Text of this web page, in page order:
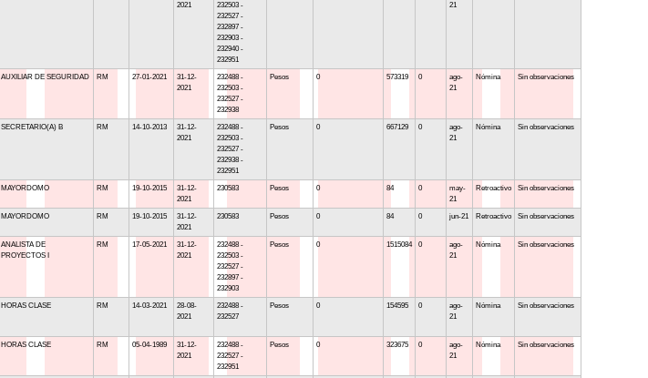
2021
232503 -
232527 -
232897 -
232903 -
232940 -
232951
21
AUXILIAR DE SEGURIDAD RM 27-01-2021
31-12-
2021
232488 -
232503 -
232527 -
232938
Pesos 0 573319 0
ago-
21
Nómina Sin observaciones
SECRETARIO(A) B RM 14-10-2013
31-12-
2021
232488 -
232503 -
232527 -
232938 -
232951
Pesos 0 667129 0
ago-
21
Nómina Sin observaciones
MAYORDOMO RM 19-10-2015
31-12-
2021
230583 Pesos 0 84 0
may-
21
Retroactivo Sin observaciones
MAYORDOMO RM 19-10-2015
31-12-
2021
230583 Pesos 0 84 0 jun-21 Retroactivo Sin observaciones
ANALISTA DE
PROYECTOS I
RM 17-05-2021
31-12-
2021
232488 -
232503 -
232527 -
232897 -
232903
Pesos 0 1515084 0
ago-
21
Nómina Sin observaciones
HORAS CLASE RM 14-03-2021
28-08-
2021
232488 -
232527
Pesos 0 154595 0
ago-
21
Nómina Sin observaciones
HORAS CLASE RM 05-04-1989
31-12-
2021
232488 -
232527 -
232951
Pesos 0 323675 0
ago-
21
Nómina Sin observaciones